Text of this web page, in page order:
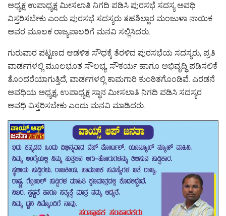
ಅಧ್ಯಕ್ಷ ಉಪಾಧ್ಯಕ್ಷ ಮೀಸಲಾತಿ ನಿಗದಿ ಪಡಿಸಿ ಪುರಸಭೆ ಸದಸ್ಯ ಅವಧಿ
ವಿಸ್ತರಿಸಬೇಕು ಎಂದು ಪುರಸಭೆ ಸದಸ್ಯರು ತಹಶಿಲ್ದಾರ ಮಂಜುಳಾ ನಾಯಿಕ‌
ಅವರ ಮೂಲಕ ರಾಜ್ಯಪಾಲರಿಗೆ ಮನವಿ ಸಲ್ಲಿಸಿದರು.
ಗುರುವಾರ ಪಟ್ಟಣದ ಆಡಳಿತ ಸೌಧಕ್ಕೆ ತೆರಳಿದ ಪುರಸಭೆಯ ಸದಸ್ಯರು, ಪ್ರತಿ
ವಾರ್ಡಗಳಲ್ಲಿ‌‌ ಮೂಲಭೂತ ಸೌಲಭ್ಯ, ಸೌಕರ್ಯ ಹಾಗೂ ಅಭಿವೃದ್ಧಿ ಪಡಿಸಲಿಕೆ
ತೊಂದರೆಯಾಗುತ್ತಿದೆ, ವಾರ್ಡಗಳಲ್ಲಿ ಕಾಮಗಾರಿ ಕುಂಠಿತಗೊಂಡಿವೆ.‌ ಎರಡನೆ
ಅವಧಿಯ ಅಧ್ಯಕ್ಷ, ಉಪಾಧ್ಯಕ್ಷ ಸ್ಥಾನ ಮೀಸಲಾತಿ ನಿಗದಿ ಪಡಿಸಿ ಸದಸ್ಯರ
ಅವಧಿ ವಿಸ್ತರಿಸಬೇಕು ಎಂದು ಮನವಿ ಮಾಡಿದರು.